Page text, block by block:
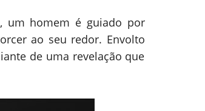
um homem é guiado por
ao seu redor. Envolto
de uma revelação que